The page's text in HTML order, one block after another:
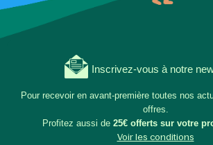
Inscrivez-vous à notre
Pour recevoir en avant-première toutes nos
offres.
Profitez aussi de 25€ offerts sur votre
Voir les conditions